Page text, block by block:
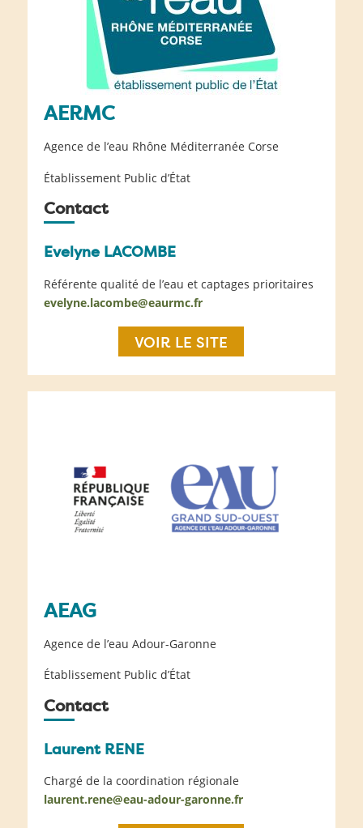
AERMC
Agence de l’eau Rhône Méditerranée Corse
Établissement Public d’État
Contact
Evelyne LACOMBE
Référente qualité de l’eau et captages prioritaires
evelyne.lacombe@eaurmc.fr
VOIR LE SITE
AEAG
Agence de l’eau Adour-Garonne
Établissement Public d’État
Contact
Laurent RENE
Chargé de la coordination régionale
laurent.rene@eau-adour-garonne.fr